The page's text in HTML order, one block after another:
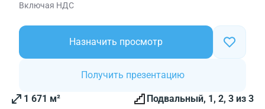
Включая НДС
Назначить просмотр
Получить презентацию
1 671 м² Подвальный, 1, 2, 3 из 3